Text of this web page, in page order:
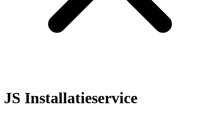
JS Installatieservice